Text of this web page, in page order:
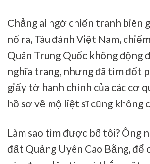
Chẳng ai ngờ chiến tranh biên
nổ ra, Tàu đánh Việt Nam,
Quân Trung Quốc không động
nghĩa trang, nhưng đã tìm đốt
giấy tờ hành chính của các cơ
hồ sơ về mộ liệt sĩ cũng không
Làm sao tìm được bố tôi? Ông
đất Quảng Uyên Cao Bằng, để